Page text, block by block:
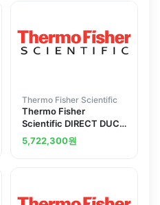
Thermo Fisher Scientific
Thermo Fisher
Scientific DIRECT DUCT
EXHAUST 0.9
5,722,300원